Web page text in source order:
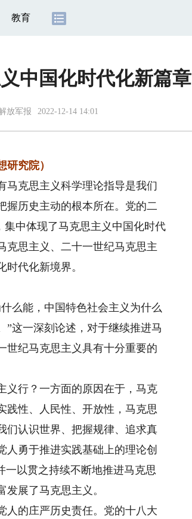
教育
中国化时代化新篇章
放军报 2022-12-14 14:01
究院）
克思主义科学理论指导是我们
握历史主动的根本所在。党的二
集中体现了马克思主义中国化时代
克思主义、二十一世纪马克思主
代化新境界。
么能，中国特色社会主义为什么
这一深刻论述，对于继续推进马
世纪马克思主义具有十分重要的
行？一方面的原因在于，马克
践性、人民性、开放性，马克思
们认识世界、把握规律、追求真
勇于推进实践基础上的理论创
一以贯之持续不断地推进马克思
展了马克思主义。
的庄严历史责任。党的十八大